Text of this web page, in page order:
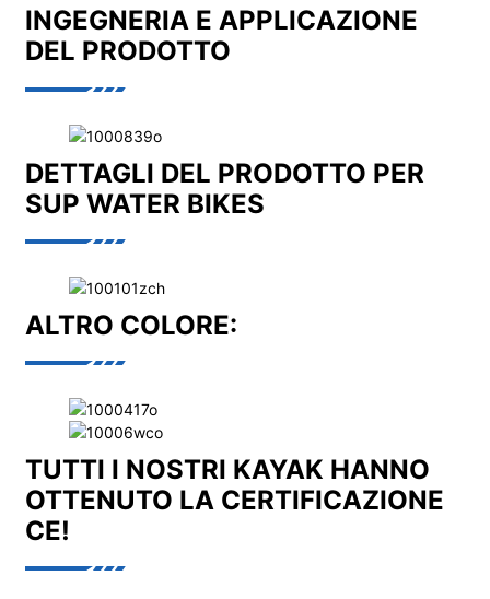
INGEGNERIA E APPLICAZIONE
DEL PRODOTTO
DETTAGLI DEL PRODOTTO PER
SUP WATER BIKES
ALTRO COLORE:
TUTTI I NOSTRI KAYAK HANNO
OTTENUTO LA CERTIFICAZIONE
CE!